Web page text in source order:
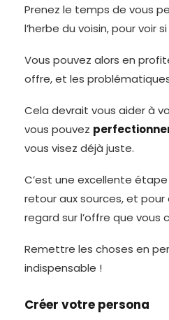
Prenez le temps de vous
l’herbe du voisin, pour voir
Vous pouvez alors en
offre, et les
Cela devrait vous aider à
vous pouvez
vous visez déjà juste.
C’est une excellente
retour aux sources, et
regard sur l’offre que vous
Remettre les choses en
indispensable !
Créer votre persona